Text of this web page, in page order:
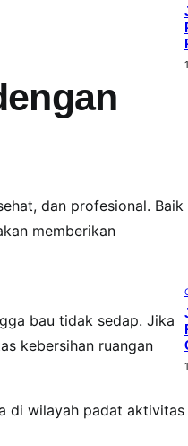
dan profesional. Baik
memberikan
bau tidak sedap. Jika
kebersihan ruangan
di wilayah padat aktivitas